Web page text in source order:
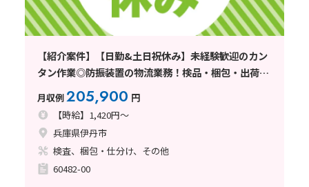
【紹介案件】【日勤&土日祝休み】未経験歓迎のカン
タン作業◎防振装置の物流業務！検品・梱包・出荷準
月収例205,900 円
【時給】1,420円～
兵庫県伊丹市
検査、梱包・仕分け、その他
60482-00